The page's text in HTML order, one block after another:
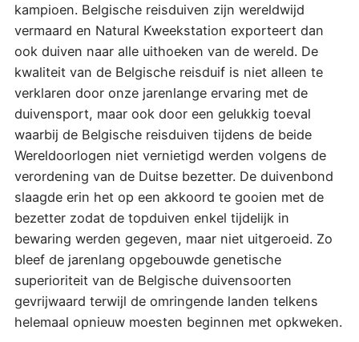
kampioen. Belgische reisduiven zijn wereldwijd
vermaard en Natural Kweekstation exporteert dan
ook duiven naar alle uithoeken van de wereld. De
kwaliteit van de Belgische reisduif is niet alleen te
verklaren door onze jarenlange ervaring met de
duivensport, maar ook door een gelukkig toeval
waarbij de Belgische reisduiven tijdens de beide
Wereldoorlogen niet vernietigd werden volgens de
verordening van de Duitse bezetter. De duivenbond
slaagde erin het op een akkoord te gooien met de
bezetter zodat de topduiven enkel tijdelijk in
bewaring werden gegeven, maar niet uitgeroeid. Zo
bleef de jarenlang opgebouwde genetische
superioriteit van de Belgische duivensoorten
gevrijwaard terwijl de omringende landen telkens
helemaal opnieuw moesten beginnen met opkweken.